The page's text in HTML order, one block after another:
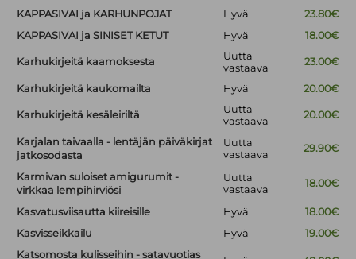
KAPPASIVAI ja KARHUNPOJAT Hyvä
23.80€
KAPPASIVAI ja SINISET KETUT
Hyvä 18.00€
Karhukirjeitä kaamoksesta
Uutta
vastaava
23.00€
Karhukirjeitä kaukomailta Hyvä 20.00€
Karhukirjeitä kesäleiriltä
Uutta
vastaava
20.00€
Karjalan taivaalla - lentäjän päiväkirjat
jatkosodasta
Uutta
vastaava
29.90€
Karmivan suloiset amigurumit -
virkkaa lempihirviösi
Uutta
vastaava
18.00€
Kasvatusviisautta kiireisille Hyvä
18.00€
Kasvisseikkailu
Hyvä
19.00€
Katsomosta kulisseihin - satavuotias